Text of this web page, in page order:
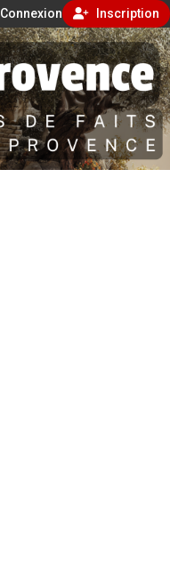
Connexion Inscription